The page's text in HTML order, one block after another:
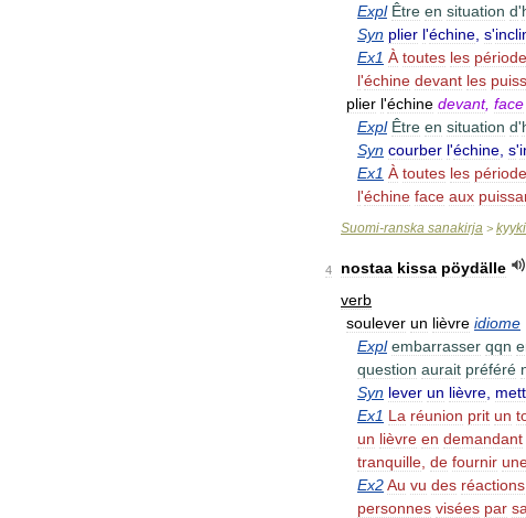
Expl Être en situation d'
Syn plier l'échine s'
Ex1 À toutes les
l'échine devant les
plier l'échine devant, face
Expl Être en situation d'
Syn courber l'échine s'
Ex1 À toutes les
l'échine face aux
Suomi-ranska sanakirja >
4 nostaa kissa pöydälle
verb
soulever un lièvre idiome
Expl embarrasser qqn
question aurait préféré
Syn lever un lièvre
Ex1 La réunion prit un
un lièvre en demandant
tranquille de fournir
Ex2Au vu des réactions
personnes visées par sa